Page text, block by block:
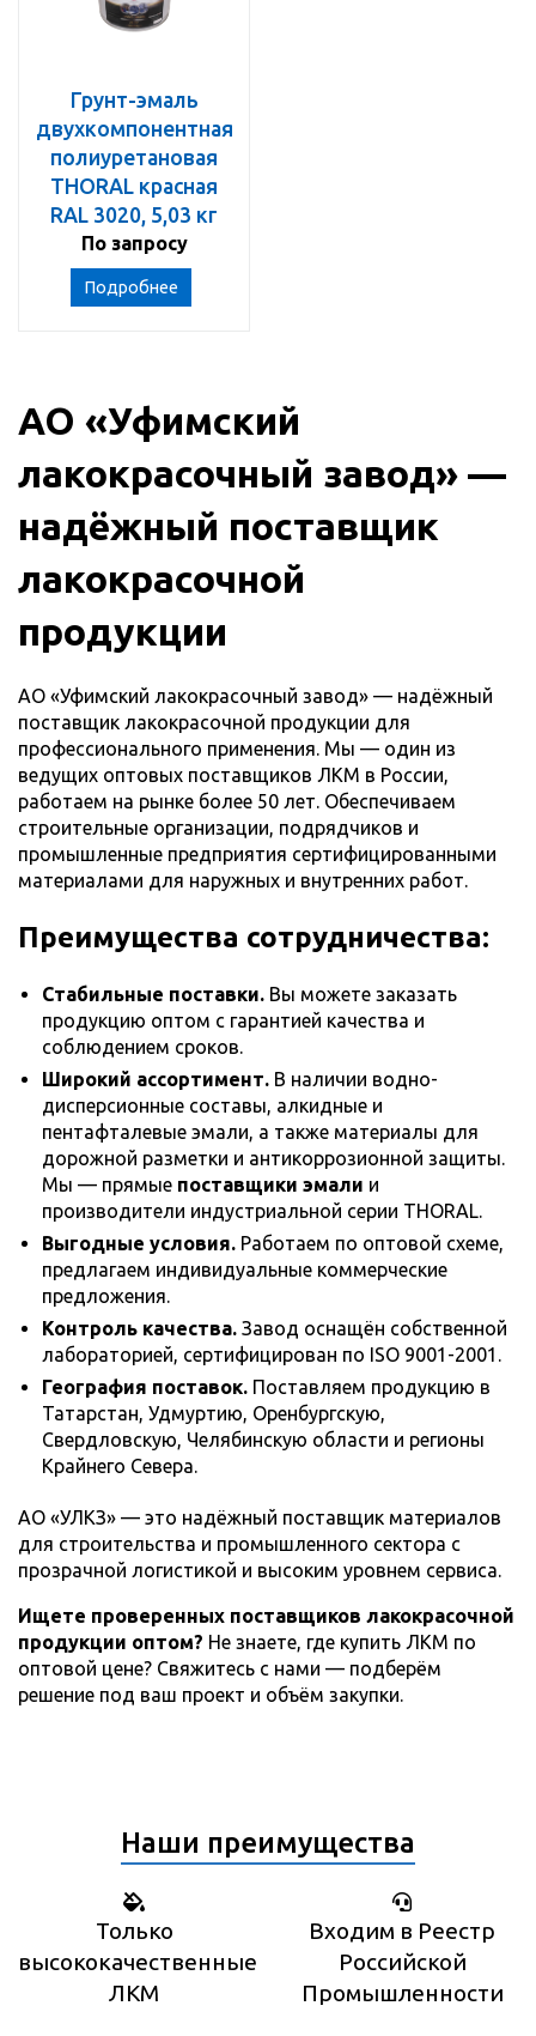
Грунт-эмаль
двухкомпонентная
полиуретановая
THORAL красная
RAL 3020, 5,03 кг
По запросу
Подробнее
АО «Уфимский
лакокрасочный завод» —
надёжный поставщик
лакокрасочной
продукции
АО «Уфимский лакокрасочный завод» — надёжный
поставщик лакокрасочной продукции для
профессионального применения. Мы — один из
ведущих оптовых поставщиков ЛКМ в России,
работаем на рынке более 50 лет. Обеспечиваем
строительные организации, подрядчиков и
промышленные предприятия сертифицированными
материалами для наружных и внутренних работ.
Преимущества сотрудничества:
Стабильные поставки. Вы можете заказать
продукцию оптом с гарантией качества и
соблюдением сроков.
Широкий ассортимент. В наличии водно-
дисперсионные составы, алкидные и
пентафталевые эмали, а также материалы для
дорожной разметки и антикоррозионной защиты.
Мы — прямые поставщики эмали и
производители индустриальной серии THORAL.
Выгодные условия. Работаем по оптовой схеме,
предлагаем индивидуальные коммерческие
предложения.
Контроль качества. Завод оснащён собственной
лабораторией, сертифицирован по ISO 9001-2001.
География поставок. Поставляем продукцию в
Татарстан, Удмуртию, Оренбургскую,
Свердловскую, Челябинскую области и регионы
Крайнего Севера.
АО «УЛКЗ» — это надёжный поставщик материалов
для строительства и промышленного сектора с
прозрачной логистикой и высоким уровнем сервиса.
Ищете проверенных поставщиков лакокрасочной
продукции оптом? Не знаете, где купить ЛКМ по
оптовой цене? Свяжитесь с нами — подберём
решение под ваш проект и объём закупки.
Наши преимущества
Только
высококачественные
ЛКМ
Входим в Реестр
Российской
Промышленности